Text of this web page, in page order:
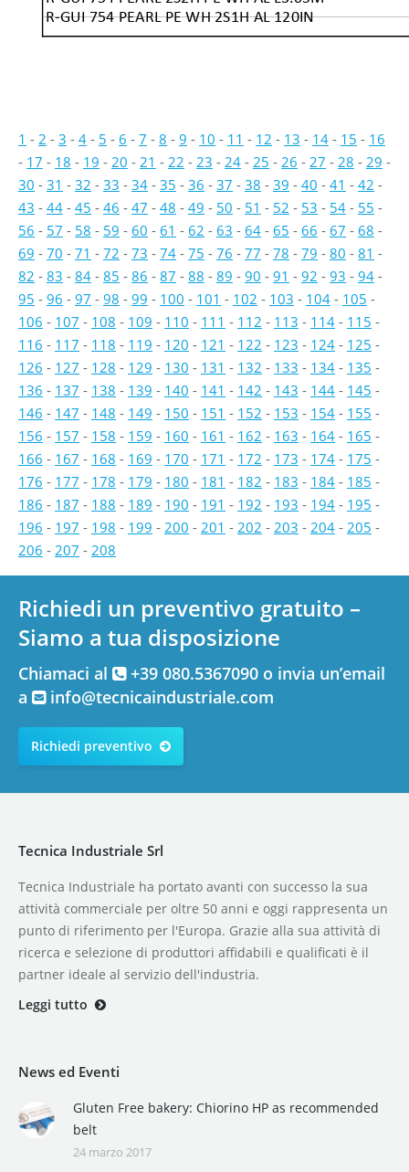
R-GUI 754 PEARL PE WH 2S1H AL 120IN
1 - 2 - 3 - 4 - 5 - 6 - 7 - 8 - 9 - 10 - 11 - 12 - 13 - 14 - 15 - 16
- 17 - 18 - 19 - 20 - 21 - 22 - 23 - 24 - 25 - 26 - 27 - 28 - 29 -
30 - 31 - 32 - 33 - 34 - 35 - 36 - 37 - 38 - 39 - 40 - 41 - 42 -
43 - 44 - 45 - 46 - 47 - 48 - 49 - 50 - 51 - 52 - 53 - 54 - 55 -
56 - 57 - 58 - 59 - 60 - 61 - 62 - 63 - 64 - 65 - 66 - 67 - 68 -
69 - 70 - 71 - 72 - 73 - 74 - 75 - 76 - 77 - 78 - 79 - 80 - 81 -
82 - 83 - 84 - 85 - 86 - 87 - 88 - 89 - 90 - 91 - 92 - 93 - 94 -
95 - 96 - 97 - 98 - 99 - 100 - 101 - 102 - 103 - 104 - 105 -
106 - 107 - 108 - 109 - 110 - 111 - 112 - 113 - 114 - 115 -
116 - 117 - 118 - 119 - 120 - 121 - 122 - 123 - 124 - 125 -
126 - 127 - 128 - 129 - 130 - 131 - 132 - 133 - 134 - 135 -
136 - 137 - 138 - 139 - 140 - 141 - 142 - 143 - 144 - 145 -
146 - 147 - 148 - 149 - 150 - 151 - 152 - 153 - 154 - 155 -
156 - 157 - 158 - 159 - 160 - 161 - 162 - 163 - 164 - 165 -
166 - 167 - 168 - 169 - 170 - 171 - 172 - 173 - 174 - 175 -
176 - 177 - 178 - 179 - 180 - 181 - 182 - 183 - 184 - 185 -
186 - 187 - 188 - 189 - 190 - 191 - 192 - 193 - 194 - 195 -
196 - 197 - 198 - 199 - 200 - 201 - 202 - 203 - 204 - 205 -
206 - 207 - 208
Richiedi un preventivo gratuito –
Siamo a tua disposizione
Chiamaci al
+39 080.5367090 o invia un’email
a
info@tecnicaindustriale.com
Richiedi preventivo
Tecnica Industriale Srl
Tecnica Industriale ha portato avanti con successo la sua
attività commerciale per oltre 50 anni e oggi rappresenta un
punto di riferimento per l'Europa. Grazie alla sua attività di
ricerca e selezione di produttori affidabili e qualificati è il
partner ideale al servizio dell'industria.
Leggi tutto
News ed Eventi
Gluten Free bakery: Chiorino HP as recommended
belt
24 marzo 2017